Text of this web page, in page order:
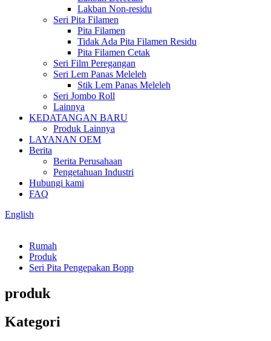
Lakban Non-residu
Seri Pita Filamen
Pita Filamen
Tidak Ada Pita Filamen Residu
Pita Filamen Cetak
Seri Film Peregangan
Seri Lem Panas Meleleh
Stik Lem Panas Meleleh
Seri Jombo Roll
Lainnya
KEDATANGAN BARU
Produk Lainnya
LAYANAN OEM
Berita
Berita Perusahaan
Pengetahuan Industri
Hubungi kami
FAQ
English
Rumah
Produk
Seri Pita Pengepakan Bopp
produk
Kategori